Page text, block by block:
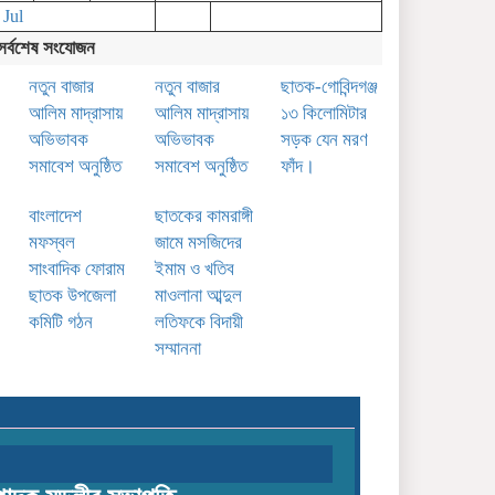
সংযোজন
নতুন বাজার
আলিম মাদ্রাসায়
অভিভাবক
সমাবেশ অনুষ্ঠিত
নতুন বাজার
আলিম মাদ্রাসায়
অভিভাবক
সমাবেশ অনুষ্ঠিত
ছাতক-গোবিন্দগঞ্জ
১৩ কিলোমিটার
সড়ক যেন মরণ
ফাঁদ।
বাংলাদেশ
মফস্বল
সাংবাদিক ফোরাম
ছাতক উপজেলা
কমিটি গঠন
ছাতকের কামরাঙ্গী
জামে মসজিদের
ইমাম ও খতিব
মাওলানা আব্দুল
লতিফকে বিদায়ী
সম্মাননা